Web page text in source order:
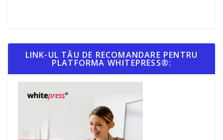
LINK-UL TĂU DE RECOMANDARE PENTRU
PLATFORMA WHITEPRESS®: